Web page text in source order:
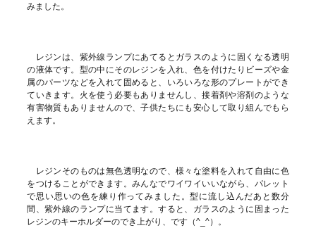
みました。
レジンは、紫外線ランプにあてるとガラスのように固くなる透明
の液体です。型の中にそのレジンを入れ、色を付けたりビーズや金
属のパーツなどを入れて固めると、いろいろな形のプレートができ
ていきます。火を使う必要もありませんし、接着剤や溶剤のような
有害物質もありませんので、子供たちにも安心して取り組んでもら
えます。
レジンそのものは無色透明なので、様々な塗料を入れて自由に色
をつけることができます。みんなでワイワイいいながら、パレット
で思い思いの色を練り作ってみました。型に流し込んだあと数分
間、紫外線のランプに当てます。すると、ガラスのように固まった
レジンのキーホルダーのでき上がり、です（^_^）。